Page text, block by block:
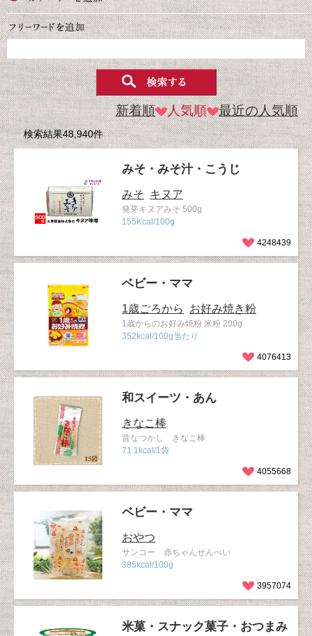
新着順 人気順 最近の人気順
検索結果48,940件
みそ・みそ汁・こうじ
みそ キヌア
発芽キヌアみそ 500g
155Kcal/100g
4248439
ベビー・ママ
1歳ごろから お好み焼き粉
1歳からのお好み焼粉 米粉 200g
352kcal/100g当たり
4076413
和スイーツ・あん
きなこ棒
昔なつかし きなこ棒
71.1kcal/1袋
4055668
ベビー・ママ
おやつ
サンコー 赤ちゃんせんべい
385kcal/100g
3957074
米菓・スナック菓子・おつまみ